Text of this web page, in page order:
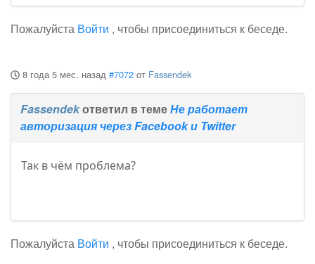
Пожалуйста Войти , чтобы присоединиться к беседе.
8 года 5 мес. назад #7072 от Fassendek
Fassendekответил в темеНе работает
авторизация через Facebook и Twitter
Так в чём проблема?
Пожалуйста Войти , чтобы присоединиться к беседе.